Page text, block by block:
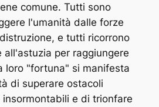
comune. Tutti sono
l'umanità dalle forze
e tutti ricorrono
all'astuzia per raggiungere
loro "fortuna" si manifesta
di superare ostacoli
e di trionfare